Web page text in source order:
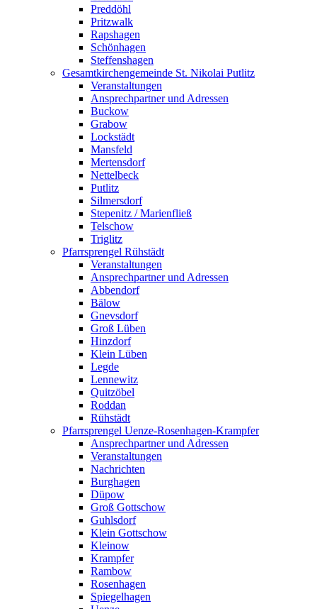
Preddöhl
Pritzwalk
Rapshagen
Schönhagen
Steffenshagen
Gesamtkirchengemeinde St. Nikolai Putlitz
Veranstaltungen
Ansprechpartner und Adressen
Buckow
Grabow
Lockstädt
Mansfeld
Mertensdorf
Nettelbeck
Putlitz
Silmersdorf
Stepenitz / Marienfließ
Telschow
Triglitz
Pfarrsprengel Rühstädt
Veranstaltungen
Ansprechpartner und Adressen
Abbendorf
Bälow
Gnevsdorf
Groß Lüben
Hinzdorf
Klein Lüben
Legde
Lennewitz
Quitzöbel
Roddan
Rühstädt
Pfarrsprengel Uenze-Rosenhagen-Krampfer
Ansprechpartner und Adressen
Veranstaltungen
Nachrichten
Burghagen
Düpow
Groß Gottschow
Guhlsdorf
Klein Gottschow
Kleinow
Krampfer
Rambow
Rosenhagen
Spiegelhagen